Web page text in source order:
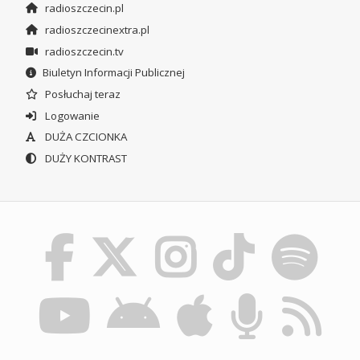
radioszczecin.pl
radioszczecinextra.pl
radioszczecin.tv
Biuletyn Informacji Publicznej
Posłuchaj teraz
Logowanie
DUŻA CZCIONKA
DUŻY KONTRAST